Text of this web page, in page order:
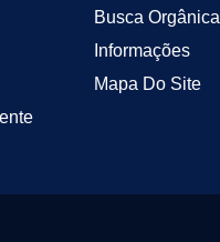
Busca Orgânica
Informações
Mapa Do Site